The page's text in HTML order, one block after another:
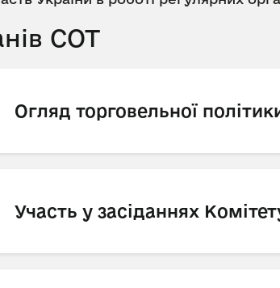
СОТ
Огляд торговельної
Участь у засіданнях